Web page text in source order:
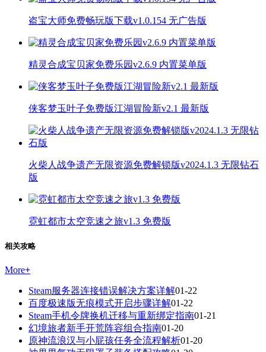
盗宝大师免费畅玩版下载v1.0.154 无广告版
精灵合成宝贝家免费乐园v2.6.9 内置菜单版
侠客梦玉叶子免费版江湖冒险新v2.1 最新版
火柴人战争遗产无限资源免费解锁版v2024.1.3 无限钻石
版
霓虹都市太空竞速之旅v1.3 免费版
相关攻略
More+
Steam服务器连接错误解决方案详解01-22
百度极速版无痕模式开启步骤详解01-22
Steam手机令牌换机迁移与重新绑定指南01-21
幻境旅者新手开荒阵容组合指南01-20
原神流浪汉与小屁孩任务全流程解析01-20